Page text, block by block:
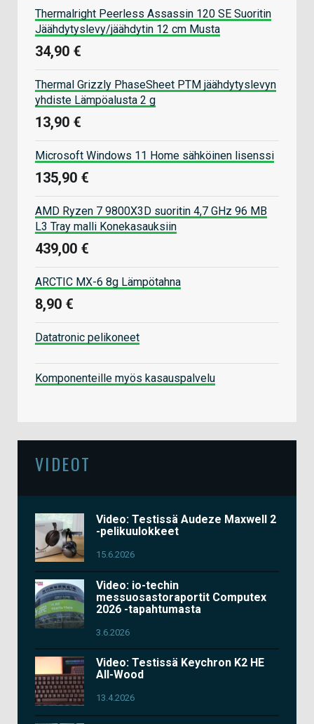
Thermalright Peerless Assassin 120 SE Suoritin
Jäähdytyslevy/jäähdytin 12 cm Musta
34,90 €
Thermal Grizzly PhaseSheet PTM jäähdytyslevyn
yhdiste Lämpöalusta 2 g
13,90 €
Microsoft Windows 11 Home sähköinen lisenssi
135,90 €
AMD Ryzen 7 9800X3D suoritin 4,7 GHz 96 MB
L3 Tray malli Konekasauksiin
439,00 €
ARCTIC MX-6 8g Lämpötahna
8,90 €
Datatronic pelikoneet
Komponenteille myös kasauspalvelu
VIDEOT
Video: Testissä Audeze Maxwell 2
-pelikuulokkeet
15.6.2026
Video: io-techin
messuosastoraportit Computex
2026 -tapahtumasta
3.6.2026
Video: Testissä Keychron K2 HE
All-Wood
13.4.2026